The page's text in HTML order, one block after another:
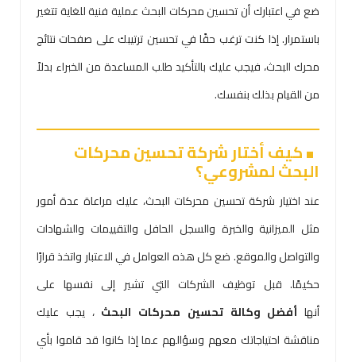
ضع في اعتبارك أن تحسين محركات البحث عملية فنية للغاية تتغير
باستمرار. إذا كنت ترغب حقًا في تحسين ترتيبك على صفحات نتائج
محرك البحث، فيجب عليك بالتأكيد طلب المساعدة من الخبراء بدلاً
من القيام بذلك بنفسك.
كيف أختار شركة تحسين محركات
البحث لمشروعي؟
عند اختيار شركة تحسين محركات البحث، عليك مراعاة عدة أمور
مثل الميزانية والخبرة والسجل الحافل والتقييمات والشهادات
والتواصل والموقع. ضع كل هذه العوامل في الاعتبار واتخذ قرارًا
حكيمًا. قبل توظيف الشركات التي تشير إلى نفسها على
أنها أفضل وكالة تحسين محركات البحث، يجب عليك
مناقشة احتياجاتك معهم وسؤالهم عما إذا كانوا قد قاموا بأي